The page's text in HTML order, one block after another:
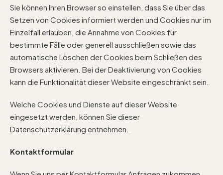
Sie können Ihren Browser so einstellen, dass Sie über das
Setzen von Cookies informiert werden und Cookies nur im
Einzelfall erlauben, die Annahme von Cookies für
bestimmte Fälle oder generell ausschließen sowie das
automatische Löschen der Cookies beim Schließen des
Browsers aktivieren. Bei der Deaktivierung von Cookies
kann die Funktionalität dieser Website eingeschränkt sein.
Welche Cookies und Dienste auf dieser Website
eingesetzt werden, können Sie dieser
Datenschutzerklärung entnehmen.
Kontaktformular